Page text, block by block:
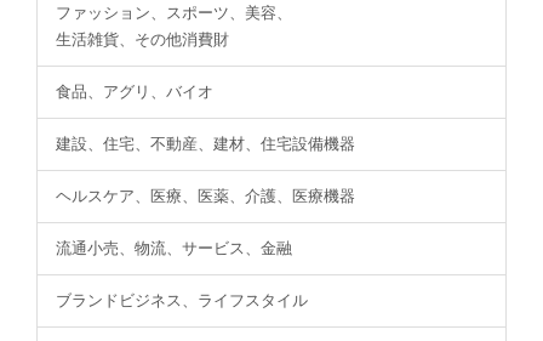
ファッション、スポーツ、美容、
生活雑貨、その他消費財
食品、アグリ、バイオ
建設、住宅、不動産、建材、住宅設備機器
ヘルスケア、医療、医薬、介護、医療機器
流通小売、物流、サービス、金融
ブランドビジネス、ライフスタイル